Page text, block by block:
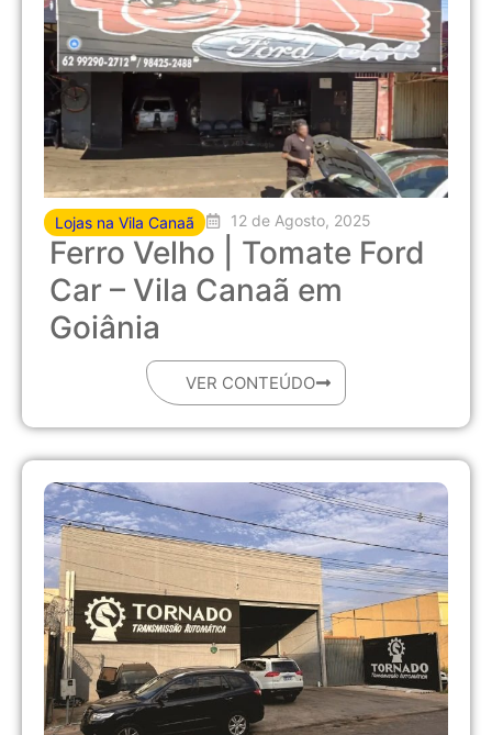
Lojas na Vila Canaã 12 de Agosto, 2025
Ferro Velho | Tomate Ford
Car – Vila Canaã em
Goiânia
VER CONTEÚDO